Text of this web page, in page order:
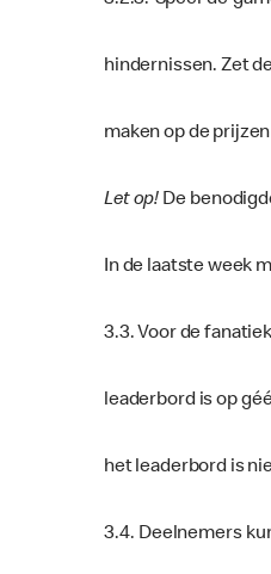
hindernissen. Zet
maken op de
Let op! De
In de laatste week
3.3. Voor de
leaderbord is op
het leaderbord is
3.4. Deelnemers